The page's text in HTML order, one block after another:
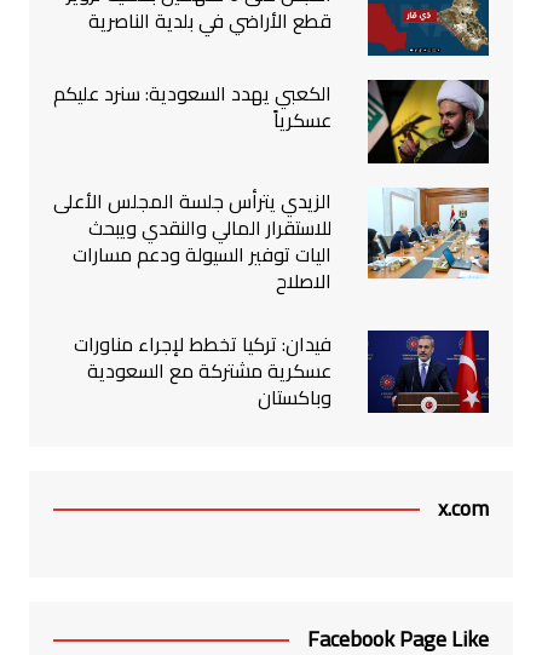
قطع الأراضي في بلدية الناصرية
الكعبي يهدد السعودية: سنرد عليكم
عسكرياً
الزيدي يترأس جلسة المجلس الأعلى
للاستقرار المالي والنقدي ويبحث
اليات توفير السيولة ودعم مسارات
الاصلاح
فيدان: تركيا تخطط لإجراء مناورات
عسكرية مشتركة مع السعودية
وباكستان
x.com
Facebook Page Like